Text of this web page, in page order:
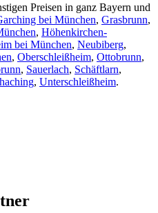
Preisen in ganz Bayern und
bei München, Grasbrunn,
, Höhenkirchen-
bei München, Neubiberg,
, Oberschleißheim, Ottobrunn,
, Sauerlach, Schäftlarn,
, Unterschleißheim.